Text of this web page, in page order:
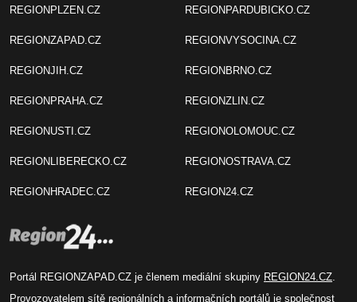
REGIONPLZEN.CZ
REGIONZAPAD.CZ
REGIONJIH.CZ
REGIONPRAHA.CZ
REGIONUSTI.CZ
REGIONLIBERECKO.CZ
REGIONHRADEC.CZ
REGIONPARDUBICKO.CZ
REGIONVYSOCINA.CZ
REGIONBRNO.CZ
REGIONZLIN.CZ
REGIONOLOMOUC.CZ
REGIONOSTRAVA.CZ
REGION24.CZ
Portál REGIONZAPAD.CZ je členem mediální skupiny REGION24.CZ.
Provozovatelem sítě regionálních a informačních portálů je společnost